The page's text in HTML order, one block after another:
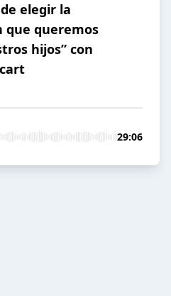
elegir la
que queremos
hijos” con
29:06